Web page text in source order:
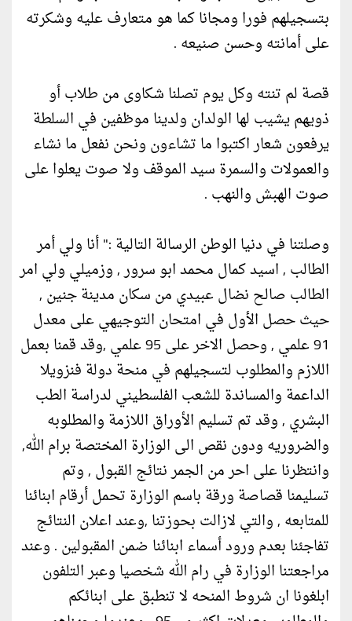
بتسجيلهم فورا ومجانا كما هو متعارف عليه وشكرته
على أمانته وحسن صنيعه .
قصة لم تنته وكل يوم تصلنا شكاوى من طلاب أو
ذويهم يشيب لها الولدان ولدينا موظفين في السلطة
يرفعون شعار اكتبوا ما تشاءون ونحن نفعل ما نشاء
والعمولات والسمرة سيد الموقف ولا صوت يعلوا على
صوت الهبش والنهب .
وصلتنا في دنيا الوطن الرسالة التالية :" أنا ولي أمر
الطالب , اسيد كمال محمد ابو سرور , وزميلي ولي امر
الطالب صالح نضال عبيدي من سكان مدينة جنين ,
حيث حصل الأول في امتحان التوجيهي على معدل
91 علمي , وحصل الاخر على 95 علمي ,وقد قمنا بعمل
اللازم والمطلوب لتسجيلهم في منحة دولة فنزويلا
الداعمة والمساندة للشعب الفلسطيني لدراسة الطب
البشري , وقد تم تسليم الأوراق اللازمة والمطلوبه
والضروريه ودون نقص الى الوزارة المختصة برام الله,
وانتظرنا على احر من الجمر نتائج القبول , وتم
تسليمنا قصاصة ورقة باسم الوزارة تحمل أرقام ابنائنا
للمتابعه , والتي لازالت بحوزتنا ,وعند اعلان النتائج
تفاجئنا بعدم ورود أسماء ابنائنا ضمن المقبولين . وعند
مراجعتنا الوزارة في رام الله شخصيا وعبر التلفون
ابلغونا ان شروط المنحه لا تنطبق على ابنائكم